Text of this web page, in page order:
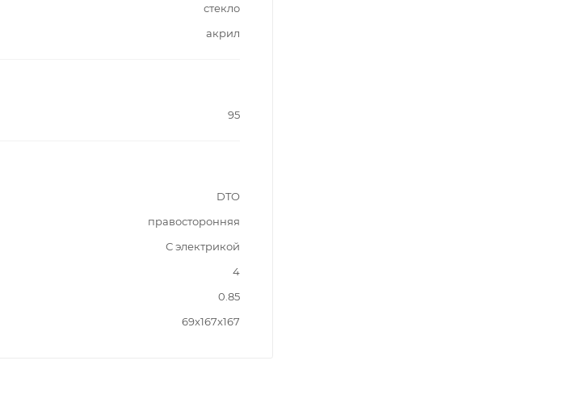
стекло
акрил
95
DTO
правосторонняя
С электрикой
4
0.85
69x167x167